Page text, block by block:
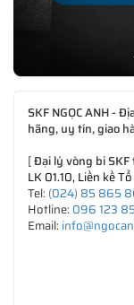
SKF NGỌC ANH -
hãng, uy tín, giao
[Đại lý vòng bi SKF
LK 01.10, Liền kề
Tel: (024) 85 865
Hotline: 096 123
Email: